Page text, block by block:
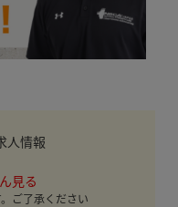
人情報
見る
ご了承ください